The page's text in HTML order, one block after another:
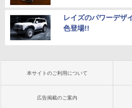
レイズのパワーデザ
色登場!!
本サイトのご利用について
広告掲載のご案内